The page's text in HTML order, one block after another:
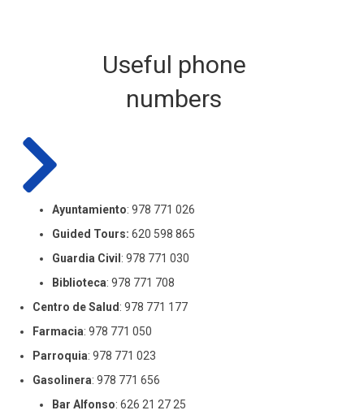
Useful phone
numbers
Ayuntamiento: 978 771 026
Guided Tours: 620 598 865
Guardia Civil : 978 771 030
Biblioteca: 978 771 708
Centro de Salud : 978 771 177
Farmacia: 978 771 050
Parroquia: 978 771 023
Gasolinera: 978 771 656
Bar Alfonso: 626 21 27 25